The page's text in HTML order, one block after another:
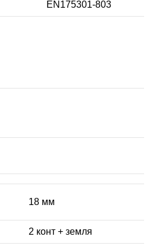
EN175301-803
18 мм
2 конт + земля